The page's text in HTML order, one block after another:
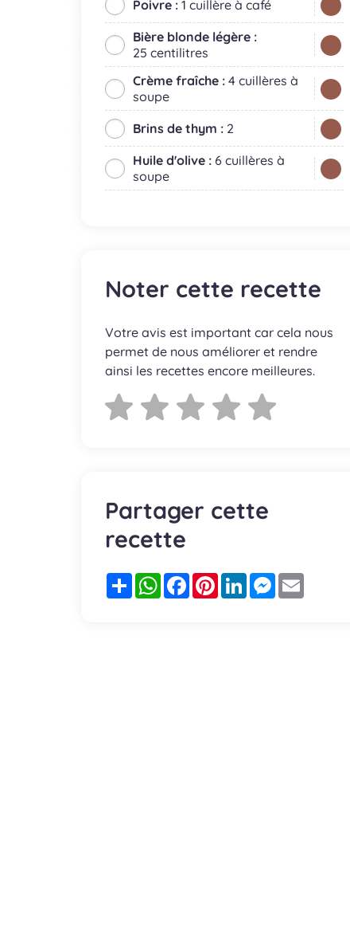
Poivre : 1 cuillère à café
Bière blonde légère :
25 centilitres
Crème fraîche : 4 cuillères à
soupe
Brins de thym : 2
Huile d'olive : 6 cuillères à
soupe
Noter cette recette
Votre avis est important car cela nous
permet de nous améliorer et rendre
ainsi les recettes encore meilleures.
Partager cette
recette
PartagerWhatsApp
FacebookPinterestLinkedInMessenger